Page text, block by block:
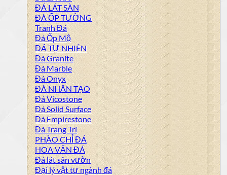
ĐÁ LÁT SÀN
ĐÁ ỐP TƯỜNG
Tranh Đá
Đá Ốp Mộ
ĐÁ TỰ NHIÊN
Đá Granite
Đá Marble
Đá Onyx
ĐÁ NHÂN TẠO
Đá Vicostone
Đá Solid Surface
Đá Empirestone
Đá Trang Trí
PHÀO CHỈ ĐÁ
HOA VĂN ĐÁ
Đá lát sân vườn
Đại lý vật tư ngành đá